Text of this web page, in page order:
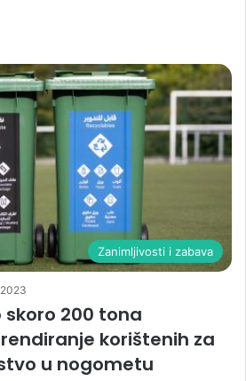
Zanimljivosti i zabava
200 tona
korištenih za
u nogometu